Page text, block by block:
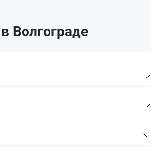
Волгограде